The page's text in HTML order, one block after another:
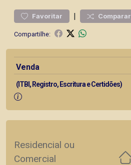
Favoritar | Comparar
Compartilhe:
Venda
(ITBI, Registro, Escritura e Certidões)
Residencial ou
Comercial